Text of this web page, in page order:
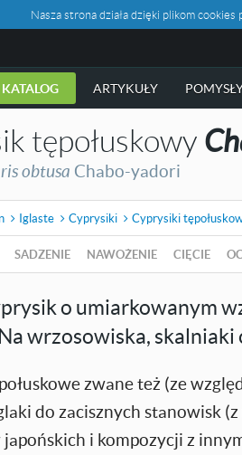
Nasza strona działa dzięki plikom
KATALOG ARTYKUŁY
tępołuskowy
obtusa Chabo-yadori
Iglaste Cyprysiki Cyprysiki
SADZENIE NAWOŻENIE CIĘCIE
o umiarkowanym
wrzosowiska,
zwane też (ze
do zacisznych stanowisk
i kompozycji z